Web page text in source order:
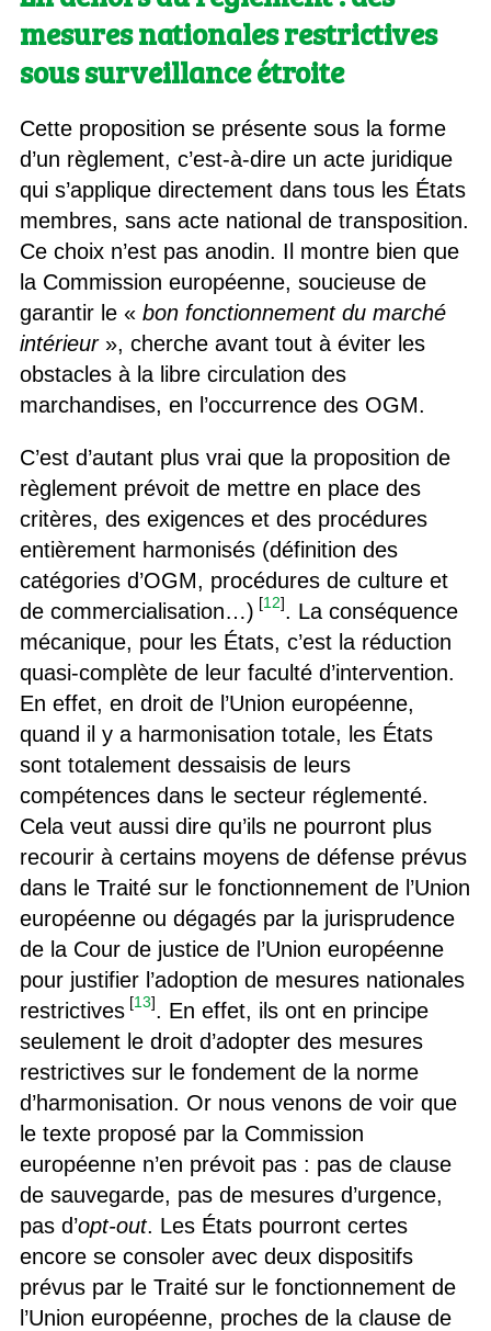
mesures nationales restrictives
sous surveillance étroite
Cette proposition se présente sous la forme
d’un règlement, c’est-à-dire un acte juridique
qui s’applique directement dans tous les États
membres, sans acte national de transposition.
Ce choix n’est pas anodin. Il montre bien que
la Commission européenne, soucieuse de
garantir le « bon fonctionnement du marché
intérieur», cherche avant tout à éviter les
obstacles à la libre circulation des
marchandises, en l’occurrence des OGM.
C’est d’autant plus vrai que la proposition de
règlement prévoit de mettre en place des
critères, des exigences et des procédures
entièrement harmonisés (définition des
catégories d’OGM, procédures de culture et
de commercialisation…) [12]. La conséquence
mécanique, pour les États, c’est la réduction
quasi-complète de leur faculté d’intervention.
En effet, en droit de l’Union européenne,
quand il y a harmonisation totale, les États
sont totalement dessaisis de leurs
compétences dans le secteur réglementé.
Cela veut aussi dire qu’ils ne pourront plus
recourir à certains moyens de défense prévus
dans le Traité sur le fonctionnement de l’Union
européenne ou dégagés par la jurisprudence
de la Cour de justice de l’Union européenne
pour justifier l’adoption de mesures nationales
restrictives [13]. En effet, ils ont en principe
seulement le droit d’adopter des mesures
restrictives sur le fondement de la norme
d’harmonisation. Or nous venons de voir que
le texte proposé par la Commission
européenne n’en prévoit pas : pas de clause
de sauvegarde, pas de mesures d’urgence,
pas d’opt-out. Les États pourront certes
encore se consoler avec deux dispositifs
prévus par le Traité sur le fonctionnement de
l’Union européenne, proches de la clause de